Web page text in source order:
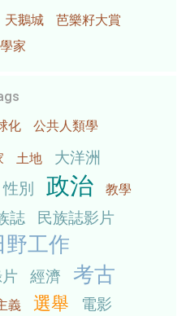
天鵝城
芭樂籽大賞
家
化 公共人類學
土地 大洋洲
性別 政治 教學
誌 民族誌影片
野工作
經濟 考古
義 選舉
電影